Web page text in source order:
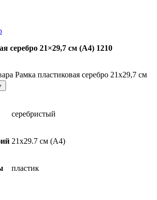
серебро 21×29,7 см (А4) 1210
Рамка пластиковая серебро 21x29,7 см
серебристый
21х29.7 см (А4)
пластик